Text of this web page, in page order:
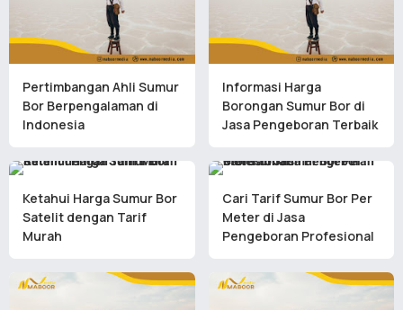
Pertimbangan Ahli Sumur
Bor Berpengalaman di
Indonesia
Informasi Harga
Borongan Sumur Bor di
Jasa Pengeboran Terbaik
Ketahui Harga Sumur Bor
Satelit dengan Tarif
Murah
Cari Tarif Sumur Bor Per
Meter di Jasa
Pengeboran Profesional